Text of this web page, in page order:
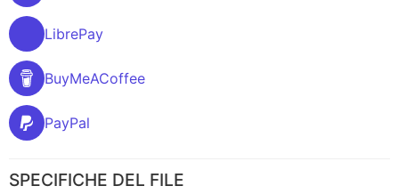
LibrePay
BuyMeACoffee
PayPal
SPECIFICHE DEL FILE